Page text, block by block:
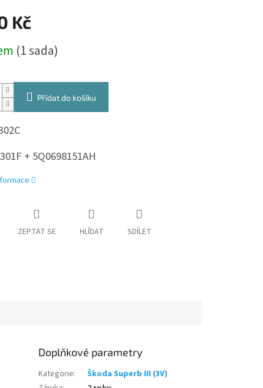
Kč
(1 sada)
Přidat do košíku
+ 5Q0698151AH
ZEPTAT SE HLÍDAT SDÍLET
Doplňkové parametry
Kategorie:
Škoda Superb III (3V)